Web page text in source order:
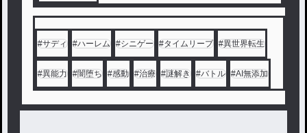
#サディ #ハーレム #シニゲー #タイムリープ #異世界転生
#異能力 #闇堕ち #感動 #治療 #謎解き #バトル #AI無添加